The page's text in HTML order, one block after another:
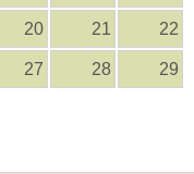
20 21 22
27 28 29